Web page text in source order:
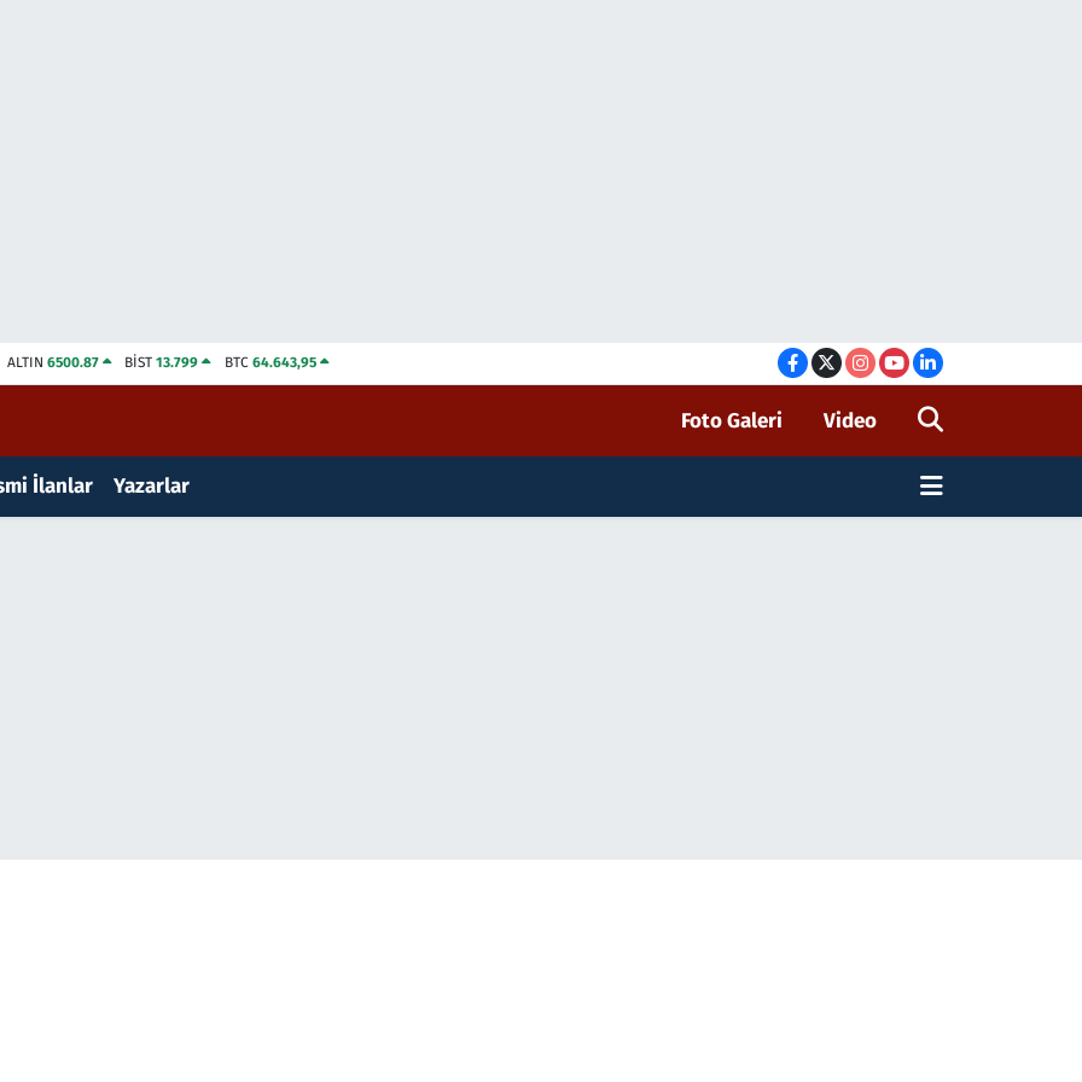
ALTIN 6500.87 BİST13.799 BTC 64.643,95
Foto Galeri Video
İlanlar Yazarlar